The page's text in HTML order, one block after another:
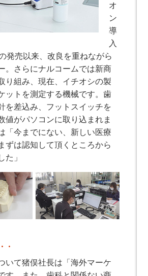
オ
ン
導
入
発売以来、改良を重ねながら
。さらにナルコームでは新商
り組み、現在、イチオシの製
ットを測定する機械です。歯
を差込み、フットスイッチを
値がパソコンに取り込まれま
「今までにない、新しい医療
ずは認知して頂くところから
た」
・
いて猪俣社長は「海外マーケ